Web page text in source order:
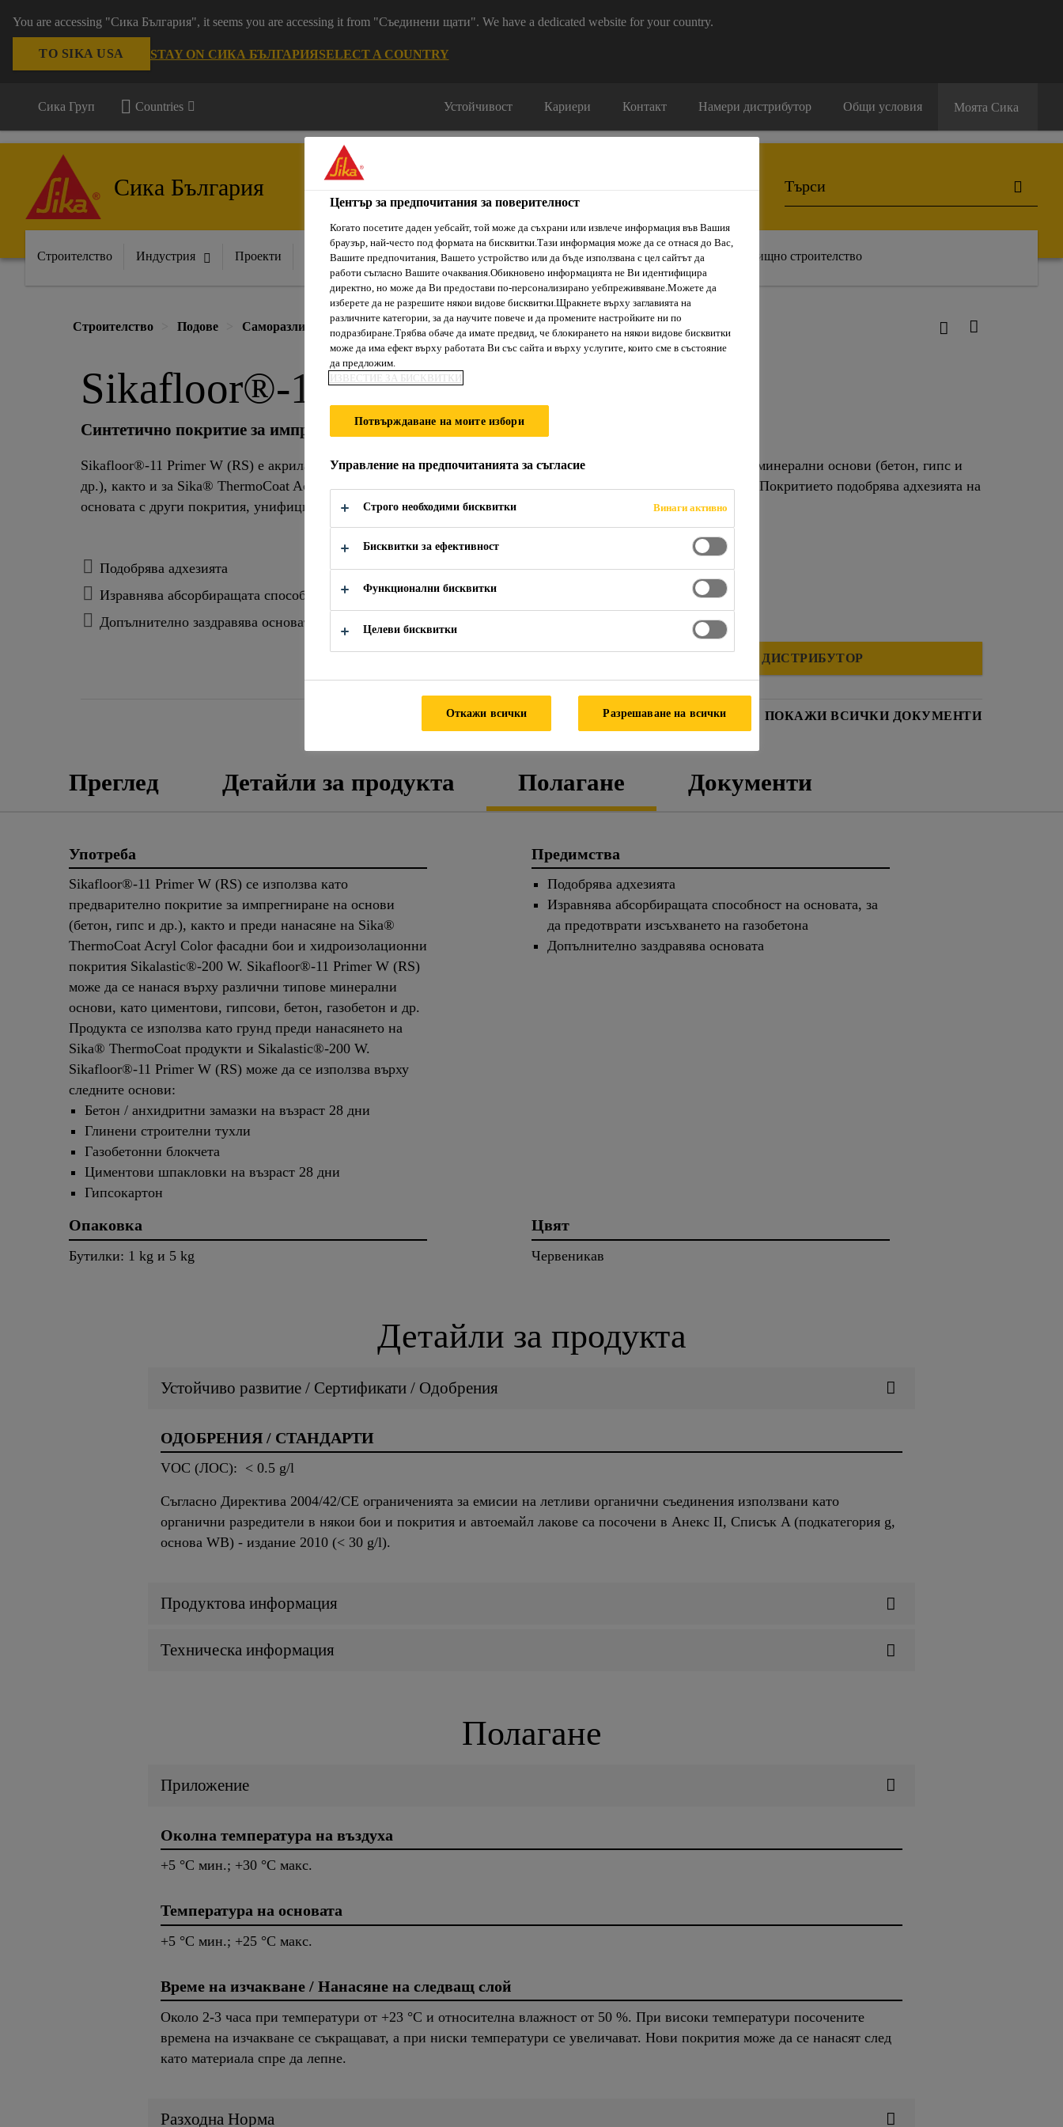
You are accessing "Сика България", it seems you are accessing it from "Съединени щати". We have a dedicated website for your country.
TO SIKA USA STAY ON СИКА БЪЛГАРИЯSELECT A COUNTRY
Сика Груп Countries Устойчивост Кариери Контакт Намери дистрибутор Общи условия Моята Сика
Сика България
Строителство Индустрия Проекти Документи & Ресурси Услуги и Обучения За нас Сика Каталог Жилищно строителство
Строителство Подове Саморазливни продукти на циментова основа Sikafloor®-11 Primer W (RS)
Sikafloor®-11 Primer W (RS)
Синтетично покритие за импрегниране на различни повърхности
Sikafloor®-11 Primer W (RS) е акрилатен грунд използван, като предварително покритие за импрегниране на минерални основи (бетон, гипс и
др.), както и за Sika® ThermoCoat Acryl Color фасадни бои и Sikalastic®-200 W хидроизолационни покрития. Покритието подобрява адхезията на
основата с други покрития, унифицира и намалява абсорбцията.
Подобрява адхезията
Изравнява абсорбиращата способност на основата, за да предотврати изсъхването на газобетона
Допълнително заздравява основата
НАМЕРЕТЕ ДИСТРИБУТОР
ЛИСТ С ТЕХНИЧЕСКИ ДАННИ ДАННИ ЗА БЕЗОПАСНОСТ ПОКАЖИ ВСИЧКИ ДОКУМЕНТИ
Преглед Детайли за продукта Полагане Документи
Употреба
Sikafloor®-11 Primer W (RS) се използва като
предварително покритие за импрегниране на основи
(бетон, гипс и др.), както и преди нанасяне на Sika®
ThermoCoat Acryl Color фасадни бои и хидроизолационни
покрития Sikalastic®-200 W. Sikafloor®-11 Primer W (RS)
може да се нанася върху различни типове минерални
основи, като циментови, гипсови, бетон, газобетон и др.
Продукта се използва като грунд преди нанасянето на
Sika® ThermoCoat продукти и Sikalastic®-200 W.
Sikafloor®-11 Primer W (RS) може да се използва върху
следните основи:
Бетон / анхидритни замазки на възраст 28 дни
Глинени строителни тухли
Газобетонни блокчета
Циментови шпакловки на възраст 28 дни
Гипсокартон
Предимства
Подобрява адхезията
Изравнява абсорбиращата способност на основата, за
да предотврати изсъхването на газобетона
Допълнително заздравява основата
Опаковка
Бутилки: 1 kg и 5 kg
Цвят
Червеникав
Детайли за продукта
Устойчиво развитие / Сертификати / Одобрения
ОДОБРЕНИЯ / СТАНДАРТИ
VOC (ЛОС): < 0.5 g/l
Съгласно Директива 2004/42/CE ограниченията за емисии на летливи органични съединения използвани като
органични разредители в някои бои и покрития и автоемайл лакове са посочени в Анекс II, Списък A (подкатегория g,
основа WB) - издание 2010 (< 30 g/l).
Продуктова информация
Техническа информация
Полагане
Приложение
Околна температура на въздуха
+5 °C мин.; +30 °C макс.
Температура на основата
+5 °C мин.; +25 °C макс.
Време на изчакване / Нанасяне на следващ слой
Около 2-3 часа при температури от +23 °C и относителна влажност от 50 %. При високи температури посочените
времена на изчакване се съкращават, а при ниски температури се увеличават. Нови покрития може да се нанасят след
като материала спре да лепне.
Разходна Норма
Център за предпочитания за поверителност
Когато посетите даден уебсайт, той може да съхрани или извлече информация във Вашия
браузър, най-често под формата на бисквитки.Тази информация може да се отнася до Вас,
Вашите предпочитания, Вашето устройство или да бъде използвана с цел сайтът да
работи съгласно Вашите очаквания.Обикновено информацията не Ви идентифицира
директно, но може да Ви предостави по-персонализирано уебпреживяване.Можете да
изберете да не разрешите някои видове бисквитки.Щракнете върху заглавията на
различните категории, за да научите повече и да промените настройките ни по
подразбиране.Трябва обаче да имате предвид, че блокирането на някои видове бисквитки
може да има ефект върху работата Ви със сайта и върху услугите, които сме в състояние
да предложим.
ИЗВЕСТИЕ ЗА БИСКВИТКИ
Потвърждаване на моите избори
Управление на предпочитанията за съгласие
Строго необходими бисквитки Винаги активно
Бисквитки за ефективност
Функционални бисквитки
Целеви бисквитки
Откажи всички Разрешаване на всички